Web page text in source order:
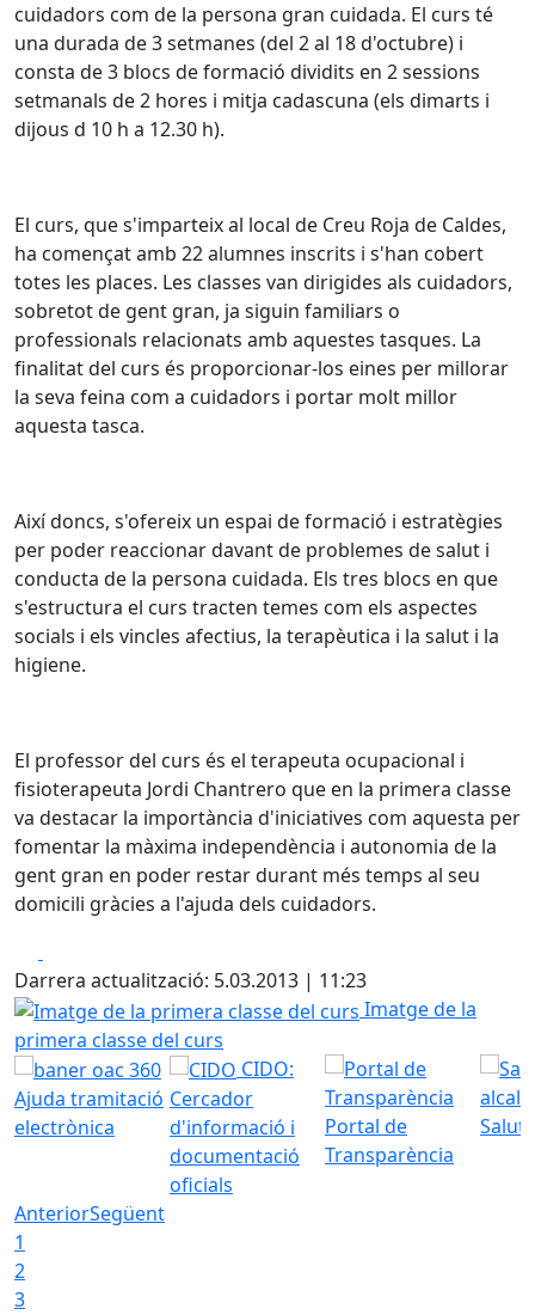
cuidadors com de la persona gran cuidada. El curs té
una durada de 3 setmanes (del 2 al 18 d'octubre) i
consta de 3 blocs de formació dividits en 2 sessions
setmanals de 2 hores i mitja cadascuna (els dimarts i
dijous d 10 h a 12.30 h).
El curs, que s'imparteix al local de Creu Roja de Caldes,
ha començat amb 22 alumnes inscrits i s'han cobert
totes les places. Les classes van dirigides als cuidadors,
sobretot de gent gran, ja siguin familiars o
professionals relacionats amb aquestes tasques. La
finalitat del curs és proporcionar-los eines per millorar
la seva feina com a cuidadors i portar molt millor
aquesta tasca.
Així doncs, s'ofereix un espai de formació i estratègies
per poder reaccionar davant de problemes de salut i
conducta de la persona cuidada. Els tres blocs en que
s'estructura el curs tracten temes com els aspectes
socials i els vincles afectius, la terapèutica i la salut i la
higiene.
El professor del curs és el terapeuta ocupacional i
fisioterapeuta Jordi Chantrero que en la primera classe
va destacar la importància d'iniciatives com aquesta per
fomentar la màxima independència i autonomia de la
gent gran en poder restar durant més temps al seu
domicili gràcies a l'ajuda dels cuidadors.
Darrera actualització: 5.03.2013 | 11:23
Imatge de la primera classe del curs
Imatge de la
primera classe del curs
Ajuda tramitació
electrònica
CIDO:
Cercador
d'informació i
documentació
oficials
Portal de
Transparència
AnteriorSegüent
1
2
3